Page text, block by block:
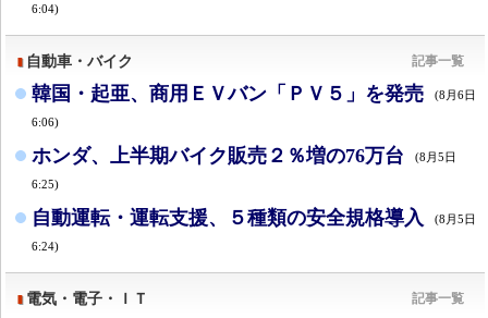
6:04)
自動車・バイク 記事一覧
韓国・起亜、商用ＥＶバン「ＰＶ５」を発売 (8月6日
6:06)
ホンダ、上半期バイク販売２％増の76万台 (8月5日
6:25)
自動運転・運転支援、５種類の安全規格導入 (8月5日
6:24)
電気・電子・ＩＴ 記事一覧